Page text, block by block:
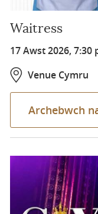
Waitress
17 Awst 2026, 7:30
Venue Cymru
Archebwch